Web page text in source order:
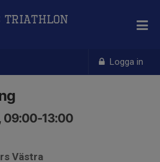
Logga in
Triathlon
09:00-13:00
Västra